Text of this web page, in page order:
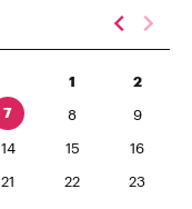
1 2
7 8 9
14 15 16
21 22 23